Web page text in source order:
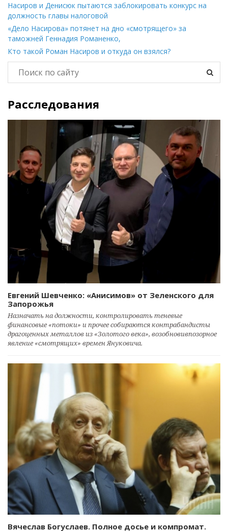
Насиров и Денисюк пытаются заблокировать конкурс на
должность главы налоговой
«Дело Насирова» потянет на дно «смотрящего» за
таможней Геннадия Романенко,
Кто такой Роман Насиров и откуда он взялся?
Расследования
Евгений Шевченко: «Анисимов» от Зеленского для
Запорожья
Назначать на должности, контролировать теневые
финансовые «потоки» и прочее собираются контрабандисты
драгоценных металлов из «Золотого века», возобновивпозорное
явление «смотрящих» времен Януковича.
Вячеслав Богуслаев. Полное досье и компромат.